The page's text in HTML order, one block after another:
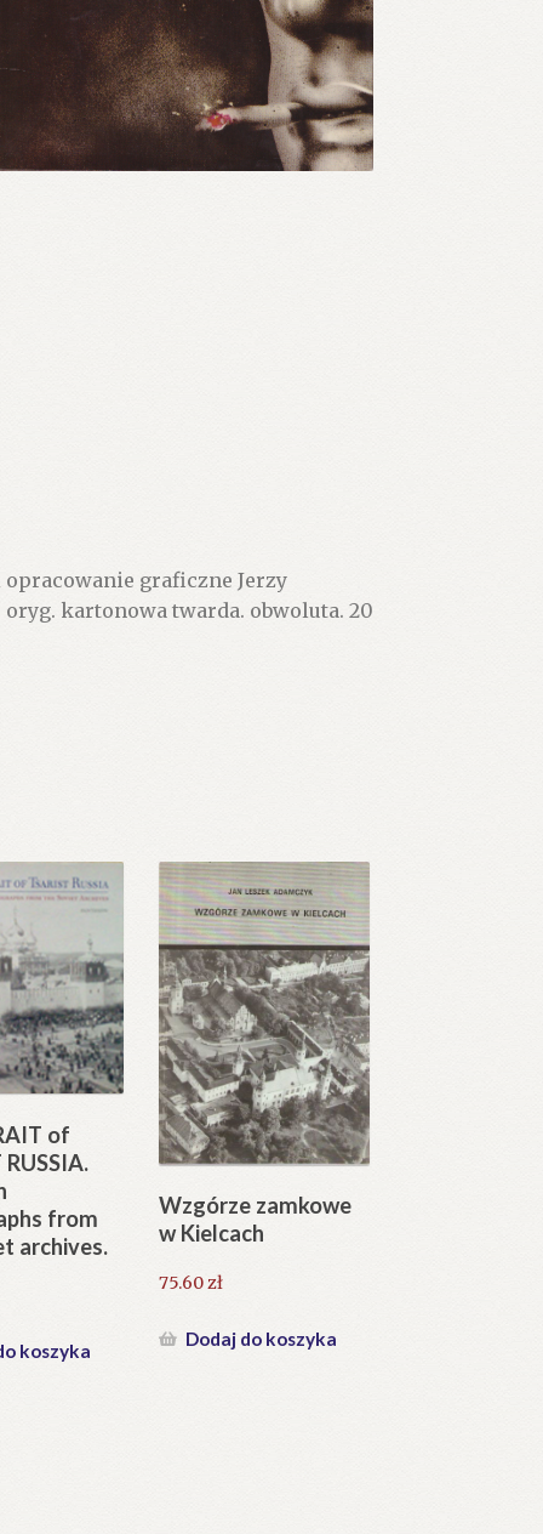
opracowanie graficzne Jerzy
oryg. kartonowa twarda. obwoluta. 20
of
from
archives.
koszyka
Wzgórze zamkowe
w Kielcach
75.60zł
Dodaj do koszyka